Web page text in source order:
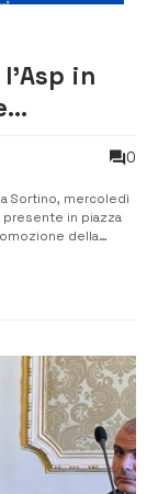
in
0
Sortino, mercoledì
presente in piazza
della
a favore dell...